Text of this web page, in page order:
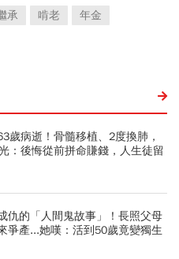
承 啃老
年金
歲病逝！骨髓移植、2度換肺，
：後悔從前拼命賺錢，人生徒留
仇的「人間鬼故事」！長照父母
爭產...她嘆：活到50歲竟變獨生